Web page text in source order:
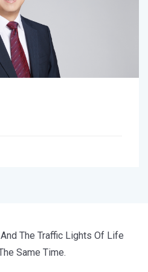
The Traffic Lights Of Life
Same Time.